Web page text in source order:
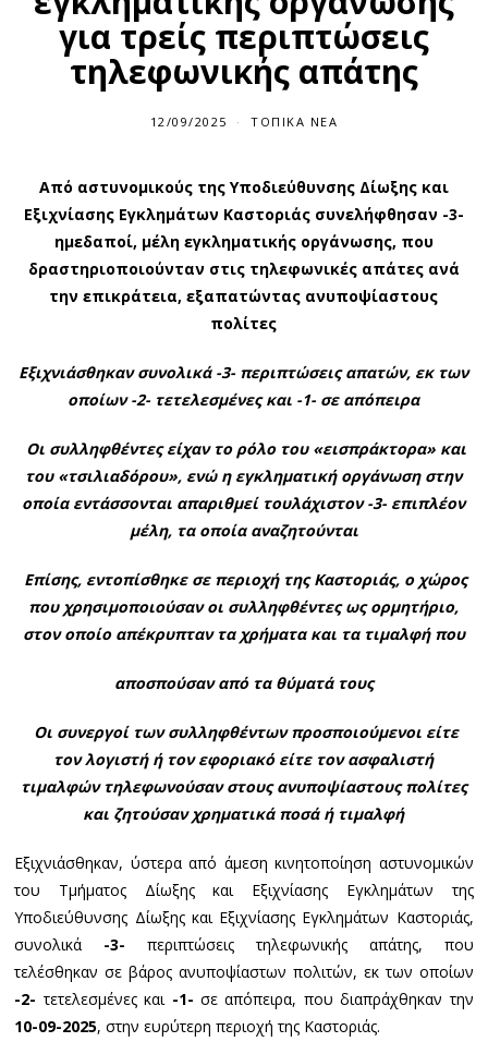
για τρείς περιπτώσεις
τηλεφωνικής απάτης
12/09/2025 ΤΟΠΙΚΆ ΝΈΑ
Από αστυνομικούς της Υποδιεύθυνσης Δίωξης και
Εξιχνίασης Εγκλημάτων Καστοριάς συνελήφθησαν -3-
ημεδαποί, μέλη εγκληματικής οργάνωσης, που
δραστηριοποιούνταν στις τηλεφωνικές απάτες ανά
την επικράτεια, εξαπατώντας ανυποψίαστους
πολίτες
Εξιχνιάσθηκαν συνολικά -3- περιπτώσεις απατών, εκ των
οποίων -2- τετελεσμένες και -1- σε απόπειρα
Οι συλληφθέντες είχαν το ρόλο του «εισπράκτορα» και
του «τσιλιαδόρου», ενώ η εγκληματική οργάνωση στην
οποία εντάσσονται απαριθμεί τουλάχιστον -3- επιπλέον
μέλη, τα οποία αναζητούνται
Επίσης, εντοπίσθηκε σε περιοχή της Καστοριάς, ο χώρος
που χρησιμοποιούσαν οι συλληφθέντες ως ορμητήριο,
στον οποίο απέκρυπταν τα χρήματα και τα τιμαλφή που
αποσπούσαν από τα θύματά τους
Οι συνεργοί των συλληφθέντωνπροσποιούμενοι είτε
τον λογιστή ή τον εφοριακό είτε τον ασφαλιστή
τιμαλφών τηλεφωνούσαν στους ανυποψίαστους πολίτες
και ζητούσαν χρηματικά ποσά ή τιμαλφή
Εξιχνιάσθηκαν, ύστερα από άμεση κινητοποίηση αστυνομικών
του Τμήματος Δίωξης και Εξιχνίασης Εγκλημάτων της
Υποδιεύθυνσης Δίωξης και Εξιχνίασης Εγκλημάτων Καστοριάς,
συνολικά -3- περιπτώσεις τηλεφωνικής απάτης, που
τελέσθηκαν σε βάρος ανυποψίαστων πολιτών, εκ των οποίων
-2- τετελεσμένες και -1- σε απόπειρα, που διαπράχθηκαν την
10-09-2025, στην ευρύτερη περιοχή της Καστοριάς.